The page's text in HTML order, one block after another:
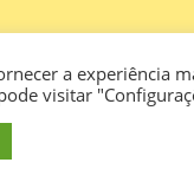
a experiência
visitar